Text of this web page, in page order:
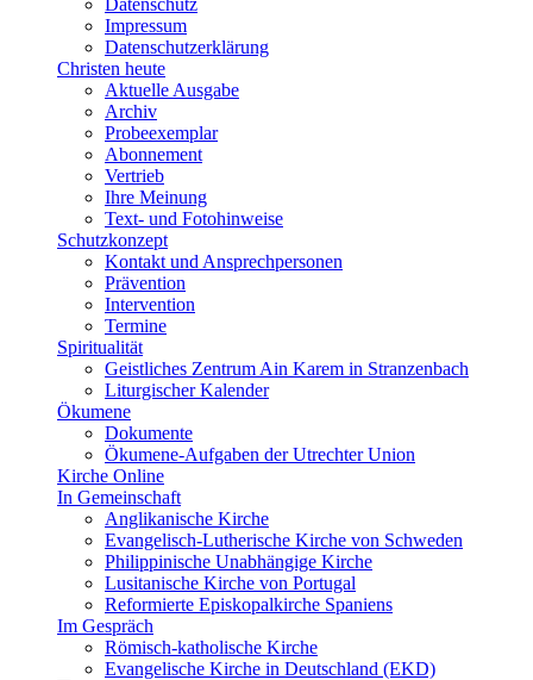
Datenschutz
Impressum
Datenschutzerklärung
Christen heute
Aktuelle Ausgabe
Archiv
Probeexemplar
Abonnement
Vertrieb
Ihre Meinung
Text- und Fotohinweise
Schutzkonzept
Kontakt und Ansprechpersonen
Prävention
Intervention
Termine
Spiritualität
Geistliches Zentrum Ain Karem in Stranzenbach
Liturgischer Kalender
Ökumene
Dokumente
Ökumene-Aufgaben der Utrechter Union
Kirche Online
In Gemeinschaft
Anglikanische Kirche
Evangelisch-Lutherische Kirche von Schweden
Philippinische Unabhängige Kirche
Lusitanische Kirche von Portugal
Reformierte Episkopalkirche Spaniens
Im Gespräch
Römisch-katholische Kirche
Evangelische Kirche in Deutschland (EKD)